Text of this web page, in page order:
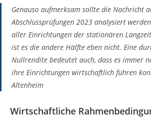
Genauso aufmerksam sollte die Nachricht
Abschlussprüfungen 2023 analysiert
aller Einrichtungen der stationären
ist es die andere Hälfte eben nicht. Eine
Nullrendite bedeutet auch, dass es immer
ihre Einrichtungen wirtschaftlich führen
Altenheim
Wirtschaftliche